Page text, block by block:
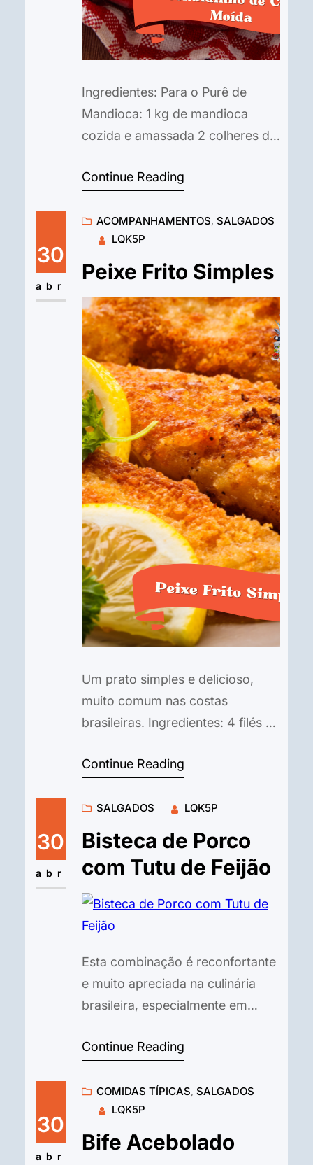
Ingredientes: Para o Purê de
Mandioca: 1 kg de mandioca
cozida e amassada 2 colheres de
Sal a gosto Para a Carne Moída:
picada 2 dentes de alho picados 1
lata de tomate pelado picado ou
molho de tomate Azeitonas
Continue Reading
30
abr
ACOMPANHAMENTOS, SALGADOS
LQK5P
Peixe Frito Simples
Um prato simples e delicioso,
muito comum nas costas
brasileiras. Ingredientes: 4 filés de
linguado, etc.) Suco de 1 limão Sal
hora a gosto Farinha de trigo ou
farinha de mandioca para
empanar Óleo vegetal para fritar
Modo de Preparo: Tempere o
peixe: Lave os filés de…
Continue Reading
30
abr
SALGADOS LQK5P
Bisteca de Porco
com Tutu de Feijão
Esta combinação é reconfortante
e muito apreciada na culinária
brasileira, especialmente em
(Bisteca de Porco): 4 bistecas de
2 dentes de alho amassados Sal e
pimenta-do-reino moída na hora
a gosto Óleo vegetal Ingredientes
Continue Reading
30
abr
COMIDAS TÍPICAS, SALGADOS
LQK5P
Bife Acebolado